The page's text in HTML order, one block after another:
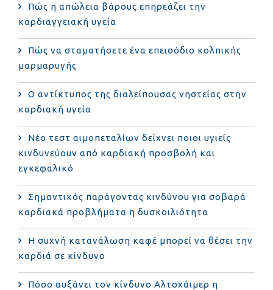
Πώς η απώλεια βάρους επηρεάζει την
καρδιαγγειακή υγεία
Πώς να σταματήσετε ένα επεισόδιο κολπικής
μαρμαρυγής
Ο αντίκτυπος της διαλείπουσας νηστείας στην
καρδιακή υγεία
Νέο τεστ αιμοπεταλίων δείχνει ποιοι υγιείς
κινδυνεύουν από καρδιακή προσβολή και
εγκεφαλικό
Σημαντικός παράγοντας κινδύνου για σοβαρά
καρδιακά προβλήματα η δυσκοιλιότητα
Η συχνή κατανάλωση καφέ μπορεί να θέσει την
καρδιά σε κίνδυνο
Πόσο αυξάνει τον κίνδυνο Αλτσχάιμερ η